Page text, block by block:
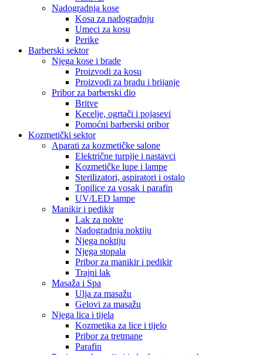
Nadogradnja kose
Kosa za nadogradnju
Umeci za kosu
Perike
Barberski sektor
Njega kose i brade
Proizvodi za kosu
Proizvodi za bradu i brijanje
Pribor za barberski dio
Britve
Kecelje, ogrtači i pojasevi
Pomoćni barberski pribor
Kozmetički sektor
Aparati za kozmetičke salone
Električne turpije i nastavci
Kozmetičke lupe i lampe
Sterilizatori, aspiratori i ostalo
Topilice za vosak i parafin
UV/LED lampe
Manikir i pedikir
Lak za nokte
Nadogradnja noktiju
Njega noktiju
Njega stopala
Pribor za manikir i pedikir
Trajni lak
Masaža i Spa
Ulja za masažu
Gelovi za masažu
Njega lica i tijela
Kozmetika za lice i tijelo
Pribor za tretmane
Parafin